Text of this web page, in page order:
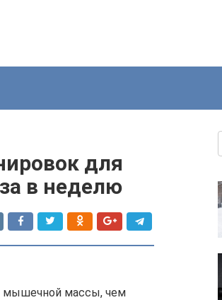
для
в неделю
мышечной массы, чем